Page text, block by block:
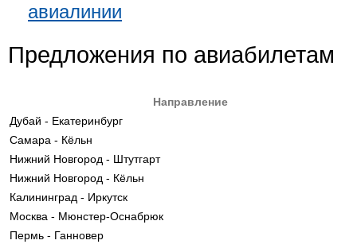
авиалинии
Предложения по авиабилетам
Направление
Дубай - Екатеринбург
Самара - Кёльн
Нижний Новгород - Штутгарт
Нижний Новгород - Кёльн
Калининград - Иркутск
Москва - Мюнстер-Оснабрюк
Пермь - Ганновер